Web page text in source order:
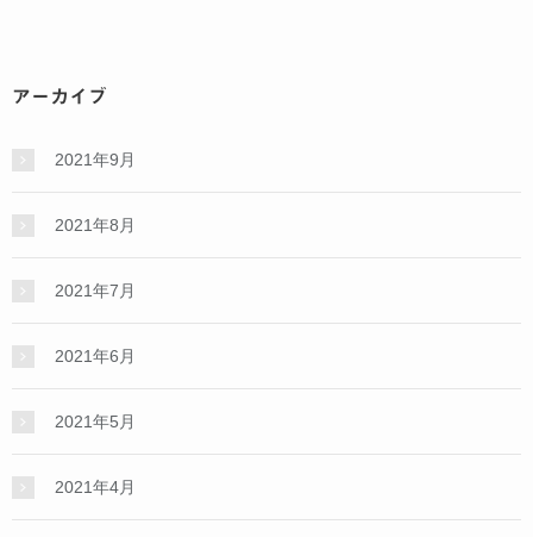
アーカイブ
2021年9月
2021年8月
2021年7月
2021年6月
2021年5月
2021年4月